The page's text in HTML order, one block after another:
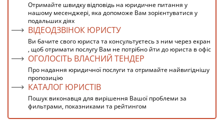
Отримайте швидку відповідь на юридичне питання у
нашому месенджері, яка допоможе Вам зорієнтуватися у
подальших діях
ВІДЕОДЗВІНОК ЮРИСТУ
Ви бачите свого юриста та консультуєтесь з ним через екран
, щоб отримати послугу Вам не потрібно йти до юриста в офіс
ОГОЛОСІТЬ ВЛАСНИЙ ТЕНДЕР
Про надання юридичної послуги та отримайте найвигіднішу
пропозицію
КАТАЛОГ ЮРИСТІВ
Пошук виконавця для вирішення Вашої проблеми за
фильтрами, показниками та рейтингом